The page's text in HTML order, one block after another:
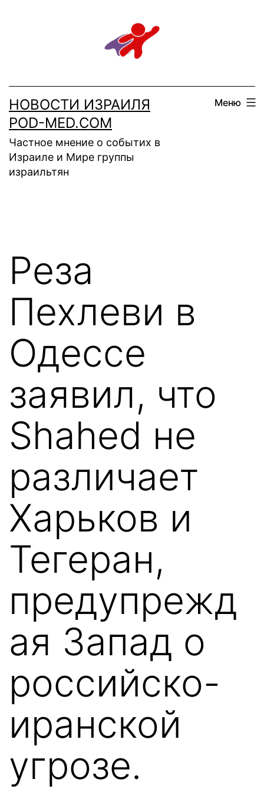
НОВОСТИ ИЗРАИЛЯ
POD-MED.COM
Частное мнение о событих в
Израиле и Мире группы
израильтян
Меню
Реза
Пехлеви в
Одессе
заявил, что
Shahed не
различает
Харьков и
Тегеран,
предупрежд
ая Запад о
российско-
иранской
угрозе.